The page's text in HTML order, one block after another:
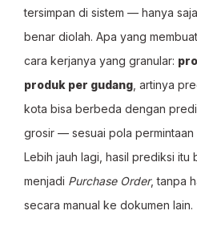
tersimpan di sistem — hanya
benar diolah. Apa yang
cara kerjanya yang granular:
produk per gudang , artinya
kota bisa berbeda dengan
grosir — sesuai pola permintaan
Lebih jauh lagi, hasil prediksi itu
menjadi Purchase Order, tanpa
secara manual ke dokumen lain.